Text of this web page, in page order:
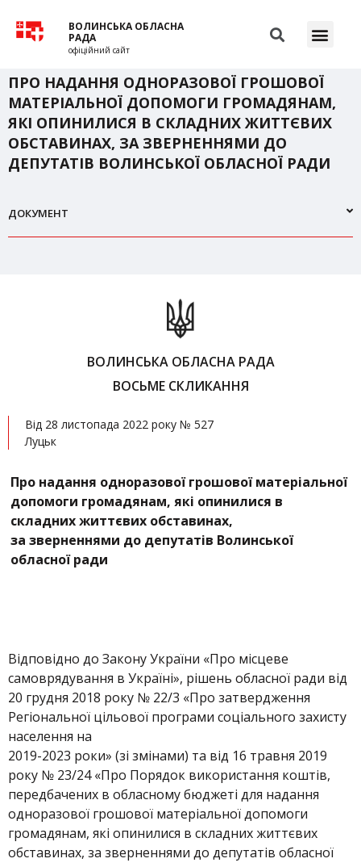
ВОЛИНСЬКА ОБЛАСНА
РАДА
офіційний сайт
ПРО НАДАННЯ ОДНОРАЗОВОЇ ГРОШОВОЇ
МАТЕРІАЛЬНОЇ ДОПОМОГИ ГРОМАДЯНАМ,
ЯКІ ОПИНИЛИСЯ В СКЛАДНИХ ЖИТТЄВИХ
ОБСТАВИНАХ, ЗА ЗВЕРНЕННЯМИ ДО
ДЕПУТАТІВ ВОЛИНСЬКОЇ ОБЛАСНОЇ РАДИ
ДОКУМЕНТ
ВОЛИНСЬКА ОБЛАСНА РАДА
ВОСЬМЕ СКЛИКАННЯ
Від 28 листопада 2022 року № 527
Луцьк
Про надання одноразової грошової матеріальної
допомоги громадянам, які опинилися в
складних життєвих обставинах,
за зверненнями до депутатів Волинської
обласної ради
Відповідно до Закону України «Про місцеве
самоврядування в Україні», рішень обласної ради від
20 грудня 2018 року № 22/3 «Про затвердження
Регіональної цільової програми соціального захисту
населення на
2019-2023 роки» (зі змінами) та від 16 травня 2019
року № 23/24 «Про Порядок використання коштів,
передбачених в обласному бюджеті для надання
одноразової грошової матеріальної допомоги
громадянам, які опинилися в складних життєвих
обставинах, за зверненнями до депутатів обласної